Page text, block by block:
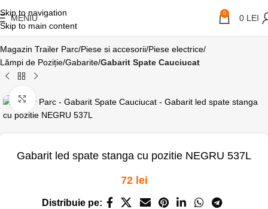
Skip to navigation
Skip to main content
MENIU 0 0 LEI
Magazin Trailer Parc Piese si accesorii Piese electrice
Lămpi de Poziție/Gabarite Gabarit Spate Cauciucat
Click pentru a mari
Gabarit led spate stanga cu pozitie NEGRU 537L
72 lei
Distribuie pe: